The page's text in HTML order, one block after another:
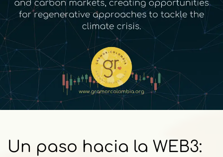
Un paso hacia la WEB3: